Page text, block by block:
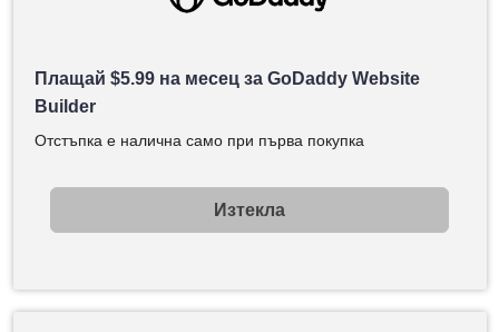
Плащай $5.99на месец за GoDaddy Website
Builder
Отстъпка е налична само при първа покупка
Изтекла